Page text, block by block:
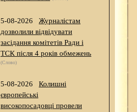
5-08-2026
Журналістам
дозволили відвідувати
засідання комітетів Ради і
ТСК після 4 років обмежень
(Слово)
5-08-2026
Колишні
європейські
високопосадовці провели